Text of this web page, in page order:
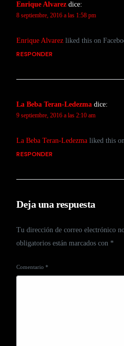
Enrique Alvarez dice:
8 septiembre, 2016 a las 1:58 pm
Enrique Alvarez liked this on
RESPONDER
La Beba Teran-Ledezma dice:
9 septiembre, 2016 a las 2:10 am
La Beba Teran-Ledezma liked this
RESPONDER
Deja una respuesta
Tu dirección de correo electrónico
obligatorios están marcados con *
Comentario*